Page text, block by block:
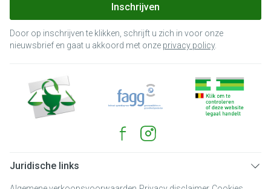
Inschrijven
Door op inschrijven te klikken, schrijft u zich in voor onze
nieuwsbrief en gaat u akkoord met onze privacy policy.
Juridische links